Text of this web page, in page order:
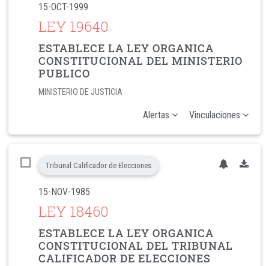
15-OCT-1999
LEY 19640
ESTABLECE LA LEY ORGANICA
CONSTITUCIONAL DEL MINISTERIO
PUBLICO
MINISTERIO DE JUSTICIA
Alertas Vinculaciones
Tribunal Calificador de Elecciones
15-NOV-1985
LEY 18460
ESTABLECE LA LEY ORGANICA
CONSTITUCIONAL DEL TRIBUNAL
CALIFICADOR DE ELECCIONES